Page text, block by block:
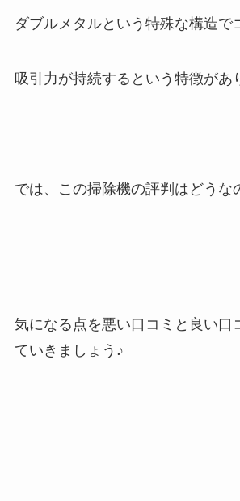
ダブルメタルという特殊な構造で
吸引力が持続するという特徴があ
では、この掃除機の評判はどうな
気になる点を悪い口コミと良い口
ていきましょう♪